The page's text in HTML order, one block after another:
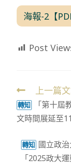
海報-2【
Post
Read
more
articles
上一篇
轉知
「第十
文時間展延至
轉知 國立政
「2025政大